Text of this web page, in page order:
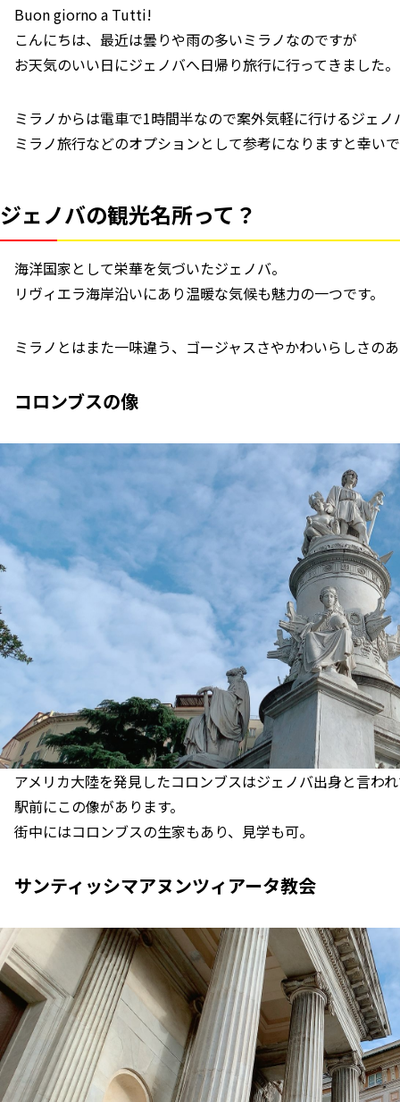
Buon giorno a Tutti!
こんにちは、最近は曇りや雨の多いミラノなのですが
お天気のいい日にジェノバへ日帰り旅行に行ってきました。
ミラノからは電車で1時間半なので案外気軽に行けるジェノ
ミラノ旅行などのオプションとして参考になりますと幸い
ジェノバの観光名所って？
海洋国家として栄華を気づいたジェノバ。
リヴィエラ海岸沿いにあり温暖な気候も魅力の一つです。
ミラノとはまた一味違う、ゴージャスさやかわいらしさの
コロンブスの像
アメリカ大陸を発見したコロンブスはジェノバ出身と言わ
駅前にこの像があります。
街中にはコロンブスの生家もあり、見学も可。
サンティッシマアヌンツィアータ教会